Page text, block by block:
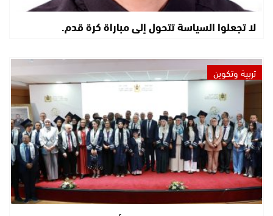
لا تجعلوا السياسة تتحول إلى مباراة كرة قدم.
تربية وتكوين